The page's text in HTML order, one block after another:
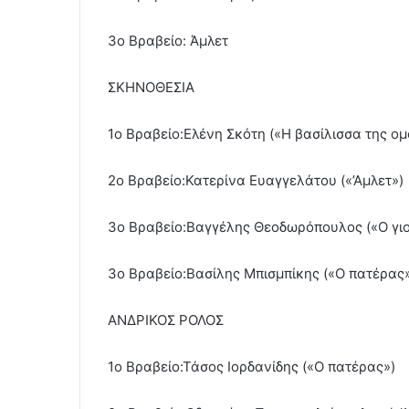
3ο Βραβείο: Άμλετ
ΣΚΗΝΟΘΕΣΙΑ
1ο Βραβείο:Ελένη Σκότη («Η βασίλισσα της
2ο Βραβείο:Κατερίνα Ευαγγελάτου («’Αμλετ»)
3ο Βραβείο:Βαγγέλης Θεοδωρόπουλος («Ο
3ο Βραβείο:Βασίλης Μπισμπίκης («Ο
ΑΝΔΡΙΚΟΣ ΡΟΛΟΣ
1ο Βραβείο:Τάσος Ιορδανίδης («Ο πατέρας»)